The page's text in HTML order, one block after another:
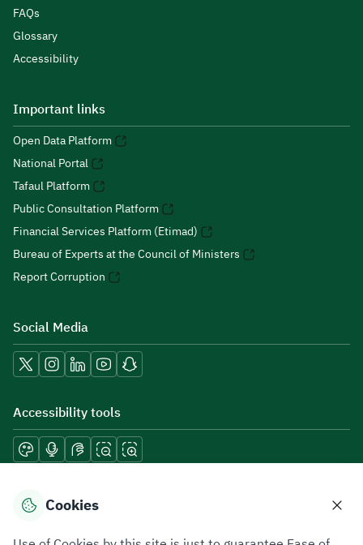
FAQs
Glossary
Accessibility
Important links
Open Data Platform
National Portal
Tafaul Platform
Public Consultation Platform
Financial Services Platform (Etimad)
Bureau of Experts at the Council of Ministers
Report Corruption
Social Media
Accessibility tools
Download mobile applications
Cookies